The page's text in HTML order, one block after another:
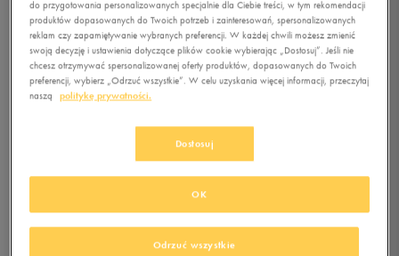
PUMA T-SHIRT ACTIVE DRY
FORMSTRIPE TEE
0.0( 0)
19,99 złz Vat
KLUBIE 50 STYLE
Produkt niedostępny
Jeśli artykuł będzie ponownie dostępny, otrzymasz od nas powiadomienie.
do przygotowania personalizowanych specjalnie dla Ciebie treści, w tym rekomendacji
produktów dopasowanych do Twoich potrzeb i zainteresowań, spersonalizowanych
reklam czy zapamiętywanie wybranych preferencji. W każdej chwili możesz zmienić
swoją decyzję i ustawienia dotyczące plików cookie wybierając „Dostosuj”. Jeśli nie
chcesz otrzymywać spersonalizowanej oferty produktów, dopasowanych do Twoich
preferencji, wybierz „Odrzuć wszystkie”. W celu uzyskania więcej informacji, przeczytaj
naszą
politykę prywatności.
Dostosuj
Odrzuć wszystkie
OK